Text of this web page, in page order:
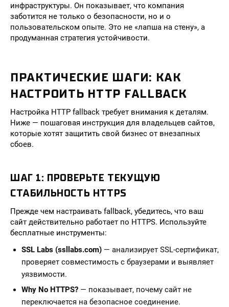
инфраструктуры. Он показывает, что компания
заботится не только о безопасности, но и о
пользовательском опыте. Это не «лапша на стену», а
продуманная стратегия устойчивости.
ПРАКТИЧЕСКИЕ ШАГИ: КАК
НАСТРОИТЬ HTTP FALLBACK
Настройка HTTP fallback требует внимания к деталям.
Ниже — пошаговая инструкция для владельцев сайтов,
которые хотят защитить свой бизнес от внезапных
сбоев.
ШАГ 1: ПРОВЕРЬТЕ ТЕКУЩУЮ
СТАБИЛЬНОСТЬ HTTPS
Прежде чем настраивать fallback, убедитесь, что ваш
сайт действительно работает по HTTPS. Используйте
бесплатные инструменты:
SSL Labs (ssllabs.com) — анализирует SSL-сертификат,
проверяет совместимость с браузерами и выявляет
уязвимости.
Why No HTTPS? — показывает, почему сайт не
переключается на безопасное соединение.